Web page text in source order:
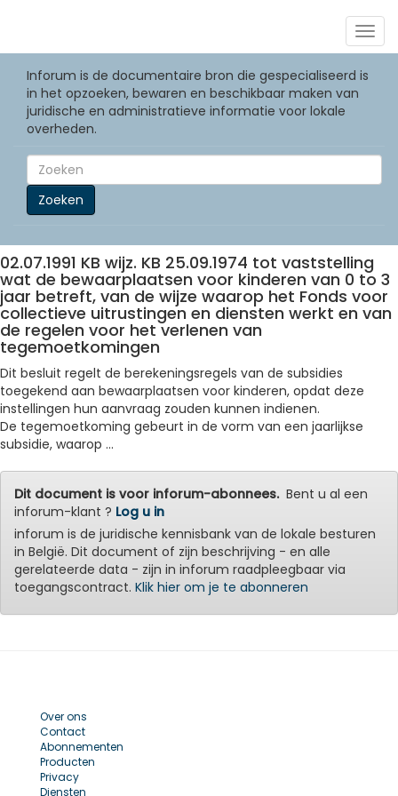
Inforum is de documentaire bron die gespecialiseerd is
in het opzoeken, bewaren en beschikbaar maken van
juridische en administratieve informatie voor lokale
overheden.
Zoeken
02.07.1991 KB wijz. KB 25.09.1974 tot vaststelling
wat de bewaarplaatsen voor kinderen van 0 to 3
jaar betreft, van de wijze waarop het Fonds voor
collectieve uitrustingen en diensten werkt en van
de regelen voor het verlenen van
tegemoetkomingen
Dit besluit regelt de berekeningsregels van de subsidies
toegekend aan bewaarplaatsen voor kinderen, opdat deze
instellingen hun aanvraag zouden kunnen indienen.
De tegemoetkoming gebeurt in de vorm van een jaarlijkse
subsidie, waarop ...
Dit document is voor inforum-abonnees.Bent u al een
inforum-klant ? Log u in
inforum is de juridische kennisbank van de lokale besturen
in België. Dit document of zijn beschrijving - en alle
gerelateerde data - zijn in inforum raadpleegbaar via
toegangscontract. Klik hier om je te abonneren
Over ons
Contact
Abonnementen
Producten
Privacy
Diensten